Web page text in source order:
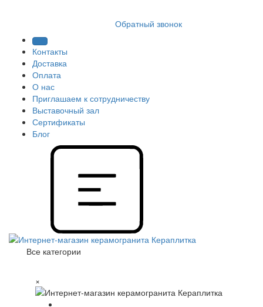
Обратный звонок
Контакты
Доставка
Оплата
О нас
Приглашаем к сотрудничеству
Выставочный зал
Сертификаты
Блог
Все категории
×